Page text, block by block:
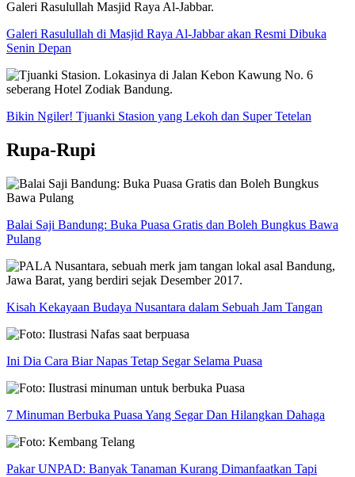
Galeri Rasulullah di Masjid Raya Al-Jabbar akan Resmi Dibuka
Senin Depan
Bikin Ngiler! Tjuanki Stasion yang Lekoh dan Super Tetelan
Rupa-Rupi
Balai Saji Bandung: Buka Puasa Gratis dan Boleh Bungkus Bawa
Pulang
Kisah Kekayaan Budaya Nusantara dalam Sebuah Jam Tangan
Ini Dia Cara Biar Napas Tetap Segar Selama Puasa
7 Minuman Berbuka Puasa Yang Segar Dan Hilangkan Dahaga
Pakar UNPAD: Banyak Tanaman Kurang Dimanfaatkan Tapi